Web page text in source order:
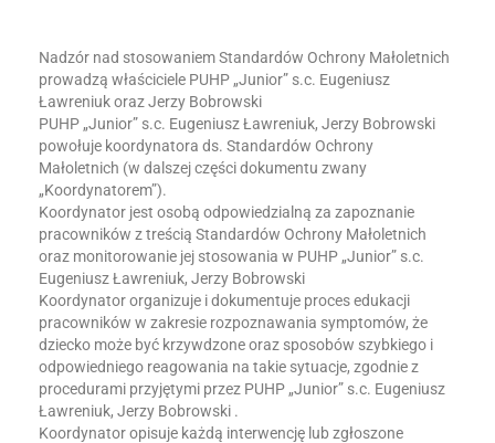
Nadzór nad stosowaniem Standardów Ochrony Małoletnich
prowadzą właściciele PUHP „Junior” s.c. Eugeniusz
Ławreniuk oraz Jerzy Bobrowski
PUHP „Junior” s.c. Eugeniusz Ławreniuk, Jerzy Bobrowski
powołuje koordynatora ds. Standardów Ochrony
Małoletnich (w dalszej części dokumentu zwany
„Koordynatorem”).
Koordynator jest osobą odpowiedzialną za zapoznanie
pracowników z treścią Standardów Ochrony Małoletnich
oraz monitorowanie jej stosowania w PUHP „Junior” s.c.
Eugeniusz Ławreniuk, Jerzy Bobrowski
Koordynator organizuje i dokumentuje proces edukacji
pracowników w zakresie rozpoznawania symptomów, że
dziecko może być krzywdzone oraz sposobów szybkiego i
odpowiedniego reagowania na takie sytuacje, zgodnie z
procedurami przyjętymi przez PUHP „Junior” s.c. Eugeniusz
Ławreniuk, Jerzy Bobrowski .
Koordynator opisuje każdą interwencję lub zgłoszone